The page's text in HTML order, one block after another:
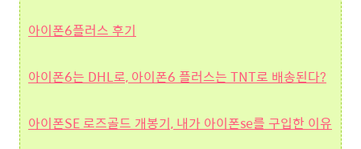
아이폰6플러스 후기
아이폰6는 DHL로, 아이폰6 플러스는 TNT로 배송된다?
아이폰SE 로즈골드 개봉기, 내가 아이폰se를 구입한 이유